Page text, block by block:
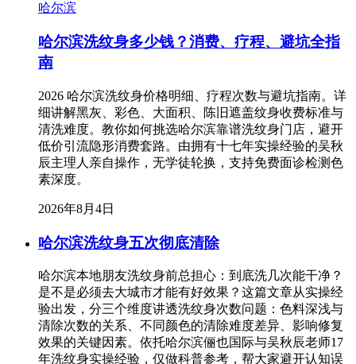
哈尔滨
哈尔滨洗纹身多少钱？消费、疗程、避坑全指
南
2026 哈尔滨洗纹身价格明细、疗程次数与避坑指南。详
细讲解黑灰、彩色、大面积、陈旧遮盖纹身收费标准与
清洗难度。教你如何挑选哈尔滨靠谱洗纹身门店，避开
低价引流隐形消费套路。由拥有十七年实操经验的吴秋
辰主理人亲自操作，无学徒轮换，支持免费面诊检测色
素深度。
2026年8月4日
哈尔滨洗纹身五次彻底清除
哈尔滨本地朋友洗纹身前总担心：到底洗几次能干净？
是不是必须去大城市才能有好效果？这篇文章从实操经
验出发，分三个维度讲透洗纹身次数问题：色料深浅与
清除次数的关系、不同颜色的清除难度差异、影响修复
效果的关键因素。依托哈尔滨俪也国际与吴秋辰老师17
年洗纹身实操经验，仅做科普参考，帮大家避开认知误